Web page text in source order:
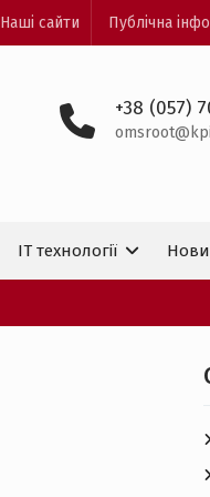
Наші сайти Публічна
+38 (057)
IT технологiї